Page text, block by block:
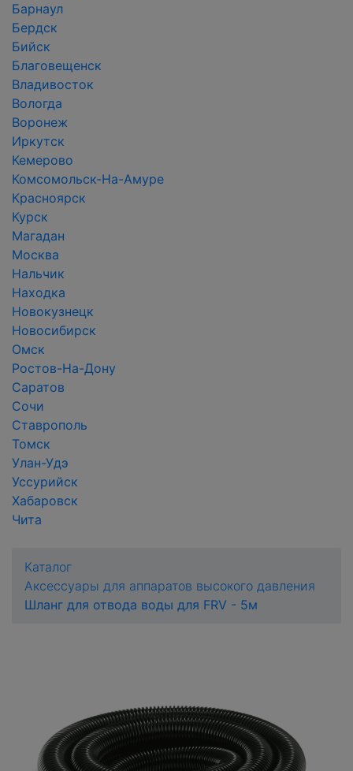
Барнаул
Бердск
Бийск
Благовещенск
Владивосток
Вологда
Воронеж
Иркутск
Кемерово
Комсомольск-На-Амуре
Красноярск
Курск
Магадан
Москва
Нальчик
Находка
Новокузнецк
Новосибирск
Омск
Ростов-На-Дону
Саратов
Сочи
Ставрополь
Томск
Улан-Удэ
Уссурийск
Хабаровск
Чита
Каталог
Аксессуары для аппаратов высокого давления
Шланг для отвода воды для FRV - 5м